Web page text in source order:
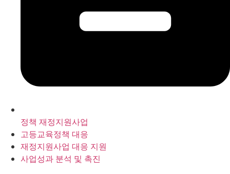
정책 재정지원사업
고등교육정책 대응
재정지원사업 대응 지원
사업성과 분석 및 촉진